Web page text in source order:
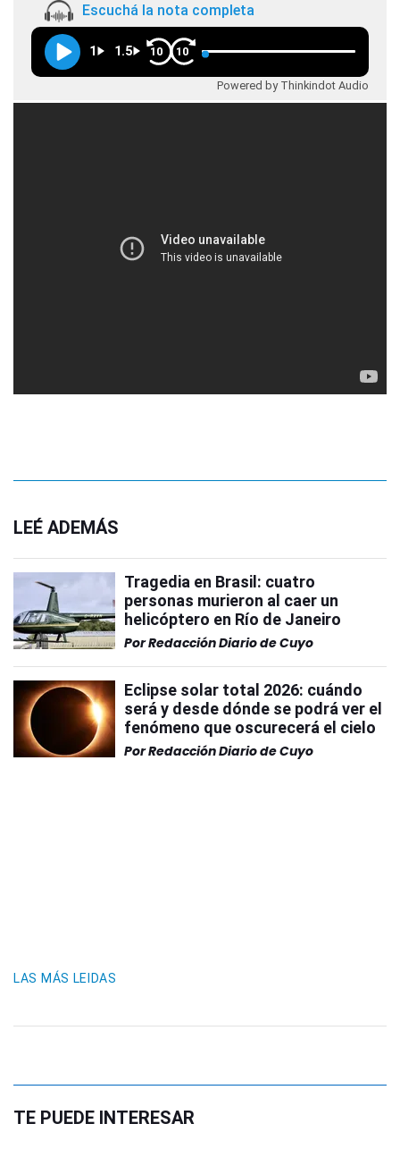
Escuchá la nota completa
1 1.5 10 10
Powered by Thinkindot Audio
LEÉ ADEMÁS
Tragedia en Brasil: cuatro
personas murieron al caer un
helicóptero en Río de Janeiro
PorRedacción Diario de Cuyo
Eclipse solar total 2026: cuándo
será y desde dónde se podrá ver el
fenómeno que oscurecerá el cielo
PorRedacción Diario de Cuyo
LAS MÁS LEIDAS
TE PUEDE INTERESAR